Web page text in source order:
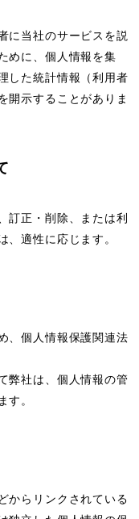
に当社のサービスを説
めに、個人情報を集
した統計情報（利用者
開示することがありま
訂正・削除、または利
、適性に応じます。
、個人情報保護関連法
弊社は、個人情報の管
す。
からリンクされている